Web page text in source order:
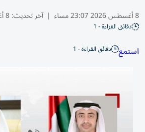
8 أغسطس 2026 23:07 مساء | آخر تحديث:8 أغسطس 23:14 2026
دقائق القراءة - 1
استمع دقائق القراءة - 1